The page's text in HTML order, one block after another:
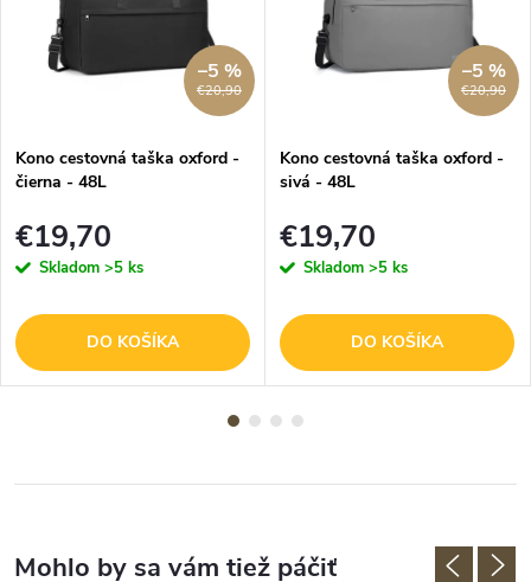
€20,90
–5 %
Kono cestovná taška oxford -
čierna - 48L
€19,70
Skladom >5 ks
DO KOŠÍKA
€20,90
–5 %
Kono cestovná taška oxford -
sivá - 48L
€19,70
Skladom >5 ks
DO KOŠÍKA